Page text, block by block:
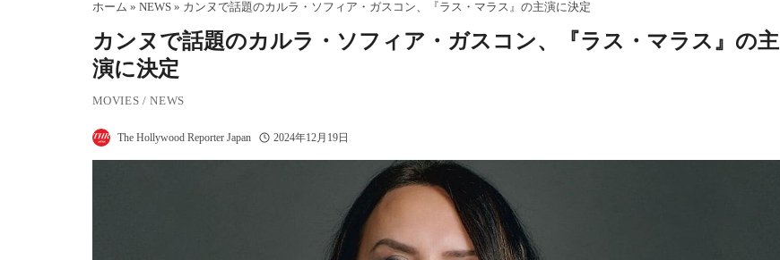
ホーム » NEWS» カンヌで話題のカルラ・ソフィア・ガスコン、『ラス・マラス』の主演に決定
カンヌで話題のカルラ・ソフィア・ガスコン、『ラス・マラス』の主
演に決定
MOVIES /NEWS
The Hollywood Reporter Japan 2024年12月19日